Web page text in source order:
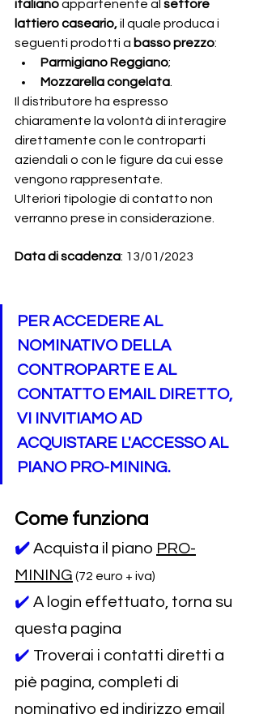
italiano appartenente al settore
lattiero caseario, il quale produca i
seguenti prodotti a basso prezzo:
Parmigiano Reggiano;
Mozzarella congelata
Il distributore ha espresso
chiaramente la volontà di interagire
direttamente con le controparti
aziendali o con le figure da cui esse
vengono rappresentate.
Ulteriori tipologie di contatto non
verranno prese in considerazione.
Data di scadenza: 13/01/2023
PER ACCEDERE AL
NOMINATIVO DELLA
CONTROPARTE E AL
CONTATTO EMAIL DIRETTO,
VI INVITIAMO AD
ACQUISTARE L'ACCESSO AL
PIANO PRO-MINING.
Come funziona
✔️ Acquista il piano PRO-
MINING (72 euro + iva)
✔️ A login effettuato, torna su
questa pagina
✔️ Troverai i contatti diretti a
piè pagina, completi di
nominativo ed indirizzo email